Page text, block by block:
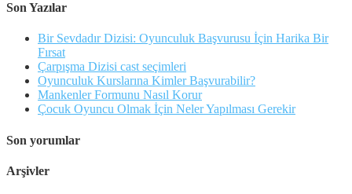
Son Yazılar
Bir Sevdadır Dizisi: Oyunculuk Başvurusu İçin Harika Bir
Fırsat
Çarpışma Dizisi cast seçimleri
Oyunculuk Kurslarına Kimler Başvurabilir?
Mankenler Formunu Nasıl Korur
Çocuk Oyuncu Olmak İçin Neler Yapılması Gerekir
Son yorumlar
Arşivler